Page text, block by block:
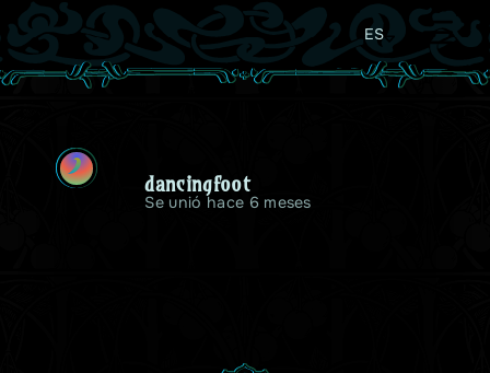
ES
D
dancingfoot
Se unió hace 6 meses